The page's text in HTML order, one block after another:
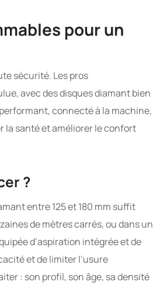
pour un
sécurité. Les pros
avec des disques diamant bien
connecté à la machine,
la santé et améliorer le confort
?
entre 125 et 180 mm suffit
de mètres carrés, ou dans un
d’aspiration intégrée et de
et de limiter l’usure
: son profil, son âge, sa densité